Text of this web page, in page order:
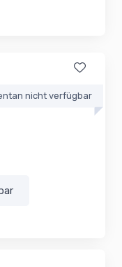
nicht verfügbar